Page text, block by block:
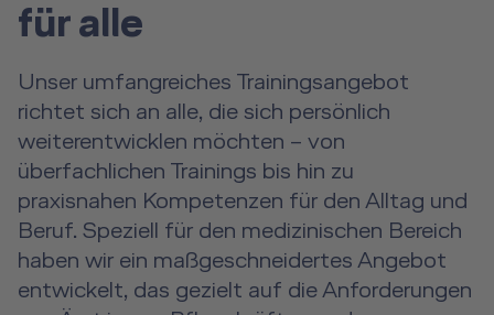
für alle
Unser umfangreiches Trainingsangebot
richtet sich an alle, die sich persönlich
weiterentwicklen möchten – von
überfachlichen Trainings bis hin zu
praxisnahen Kompetenzen für den Alltag und
Beruf. Speziell für den medizinischen Bereich
haben wir ein maßgeschneidertes Angebot
entwickelt, das gezielt auf die Anforderungen